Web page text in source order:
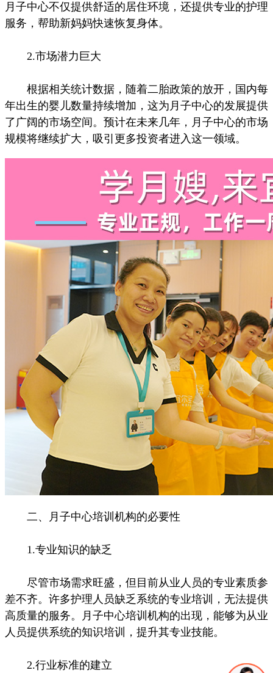
月子中心不仅提供舒适的居住环境，还提供专业的护理
服务，帮助新妈妈快速恢复身体。
2.市场潜力巨大
根据相关统计数据，随着二胎政策的放开，国内每
年出生的婴儿数量持续增加，这为月子中心的发展提供
了广阔的市场空间。预计在未来几年，月子中心的市场
规模将继续扩大，吸引更多投资者进入这一领域。
二、月子中心培训机构的必要性
1.专业知识的缺乏
尽管市场需求旺盛，但目前从业人员的专业素质参
差不齐。许多护理人员缺乏系统的专业培训，无法提供
高质量的服务。月子中心培训机构的出现，能够为从业
人员提供系统的知识培训，提升其专业技能。
2.行业标准的建立